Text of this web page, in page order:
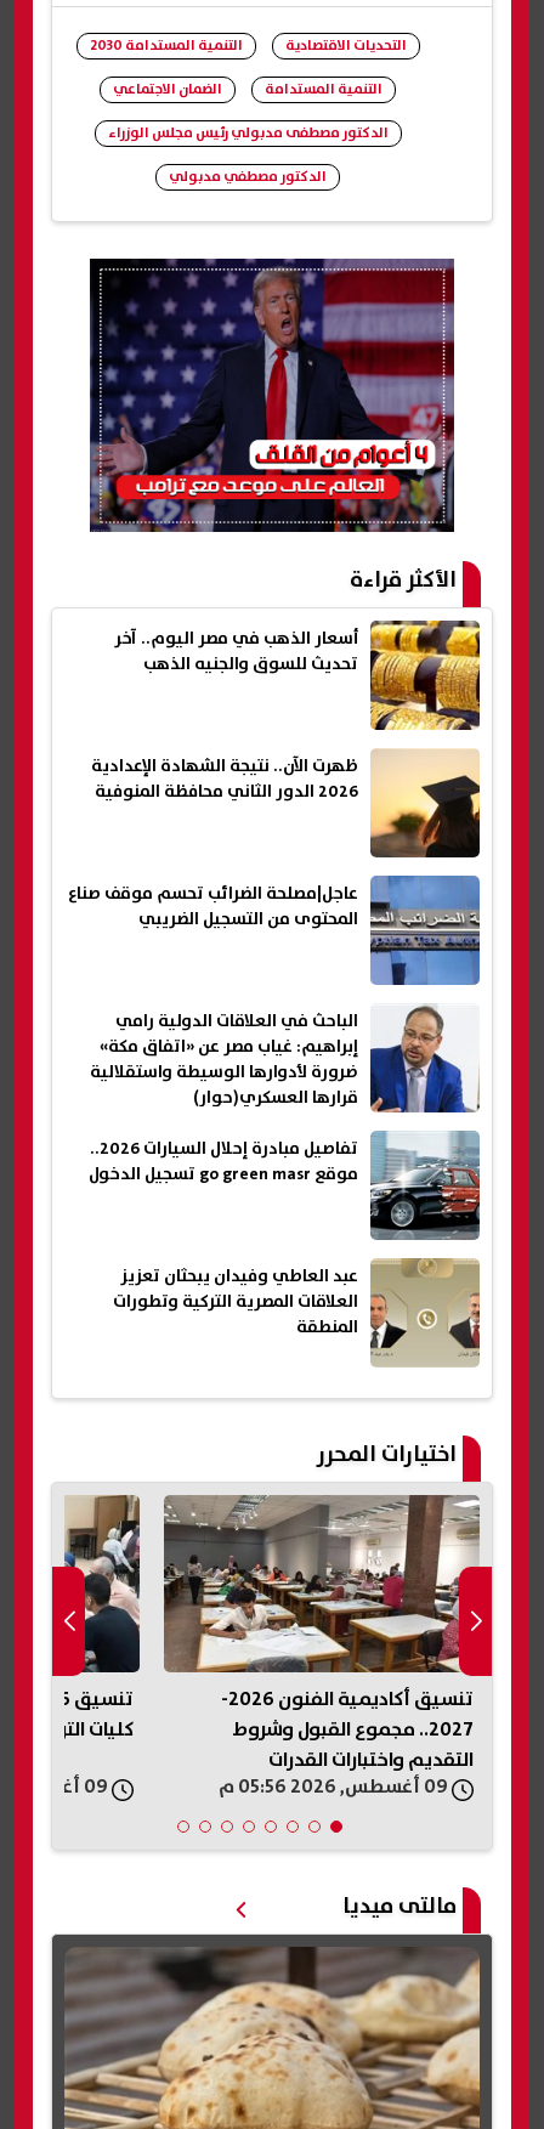
التحديات الاقتصادية
التنمية المستدامة 2030
التنمية المستدامة
الضمان الاجتماعي
الدكتور مصطفى مدبولي رئيس مجلس الوزراء
الدكتور مصطفي مدبولي
الأكثر قراءة
أسعار الذهب في مصر اليوم.. آخر
تحديث للسوق والجنيه الذهب
ظهرت الآن.. نتيجة الشهادة الإعدادية
2026 الدور الثاني محافظة المنوفية
عاجل|مصلحة الضرائب تحسم موقف صناع
المحتوى من التسجيل الضريبي
الباحث في العلاقات الدولية رامي
إبراهيم: غياب مصر عن «اتفاق مكة»
ضرورة لأدوارها الوسيطة واستقلالية
قرارها العسكري(حوار)
تفاصيل مبادرة إحلال السيارات 2026..
موقع go green masr تسجيل الدخول
عبد العاطي وفيدان يبحثان تعزيز
العلاقات المصرية التركية وتطورات
المنطقة
اختيارات المحرر
تنسيق أكاديمية الفنون 2026-
2027.. مجموع القبول وشروط
التقديم واختبارات القدرات
كليات التربية
مالتى ميديا